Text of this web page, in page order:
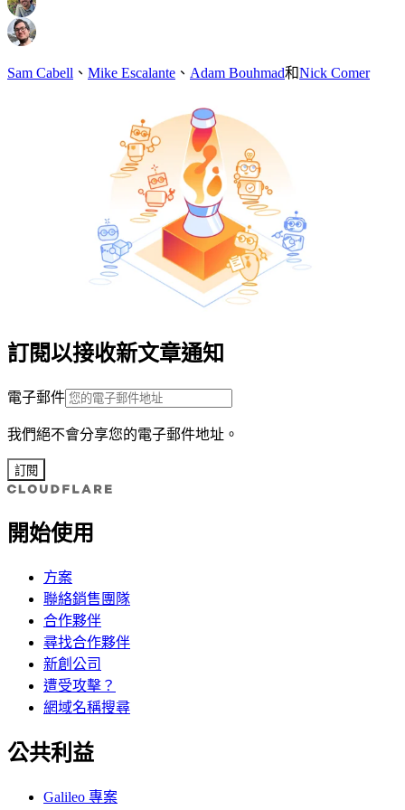
Sam Cabell 、 Mike Escalante 、 Adam Bouhmad和Nick Comer
訂閱以接收新文章通知
電子郵件
我們絕不會分享您的電子郵件地址。
訂閱
開始使用
方案
聯絡銷售團隊
合作夥伴
尋找合作夥伴
新創公司
遭受攻擊？
網域名稱搜尋
公共利益
Galileo 專案